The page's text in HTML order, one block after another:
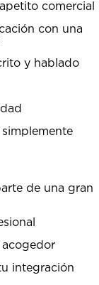
comercial
con una
y hablado
simplemente
de una gran
integración